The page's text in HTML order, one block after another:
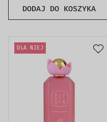
DODAJ DO KOSZYKA
DLA NIEJ